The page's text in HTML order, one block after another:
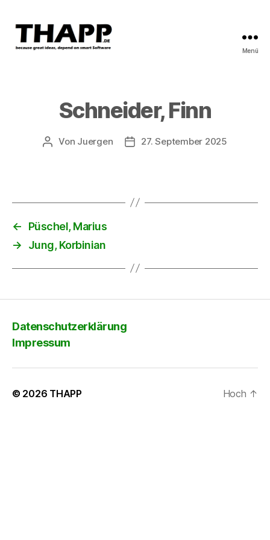
Menü
Schneider, Finn
Beitragsautor
Von Juergen Beitragsdatum
27. September 2025
←
Püschel, Marius
→
Jung, Korbinian
Datenschutzerklärung
Impressum
© 2026 THAPP Hoch ↑